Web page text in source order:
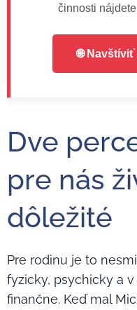
činnosti
🌐
Dve
pre nás
dôležité
Pre rodinu je to
fyzicky, psychicky a
finančne. Keď mal